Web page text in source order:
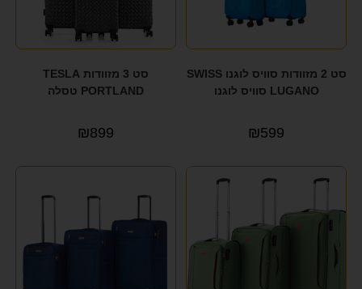
סט 2 מזוודות סוויס לוגנו SWISS
LUGANO סוויס לוגנו
₪599
סט 3 מזוודות TESLA
PORTLAND טסלה
₪899